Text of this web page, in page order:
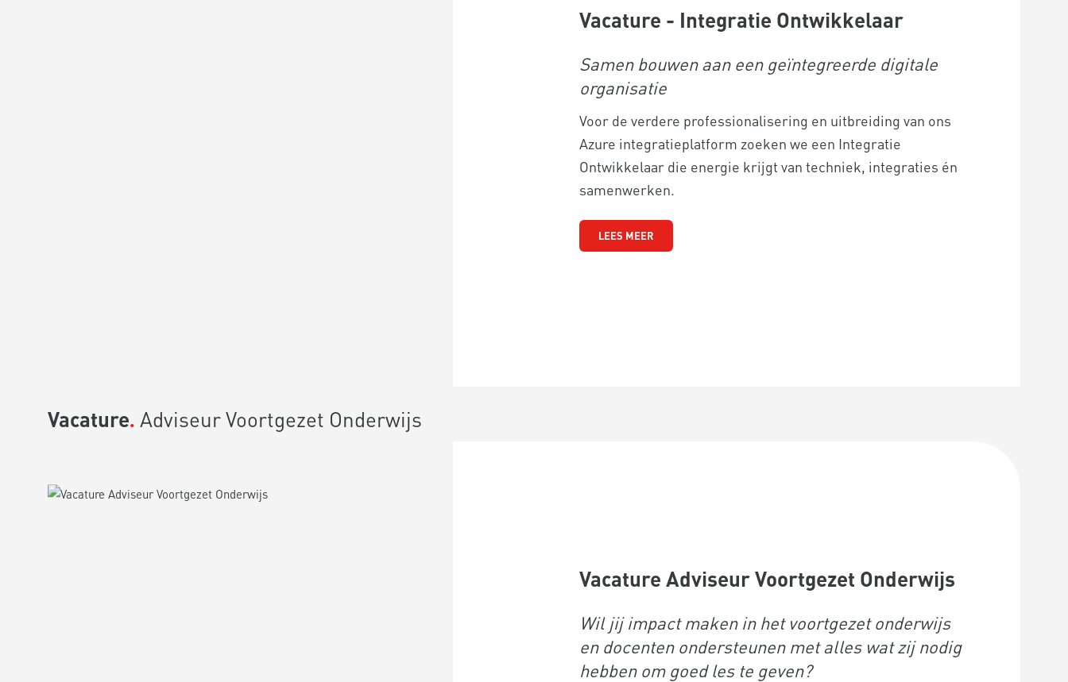
Vacature - Integratie Ontwikkelaar
Samen bouwen aan een geïntegreerde digitale
organisatie
Voor de verdere professionalisering en uitbreiding van ons
Azure integratieplatform zoeken we een Integratie
Ontwikkelaar die energie krijgt van techniek, integraties én
samenwerken.
LEES MEER
Vacature Adviseur Voortgezet Onderwijs
Vacature Adviseur Voortgezet Onderwijs
Wil jij impact maken in het voortgezet onderwijs
en docenten ondersteunen met alles wat zij nodig
hebben om goed les te geven?